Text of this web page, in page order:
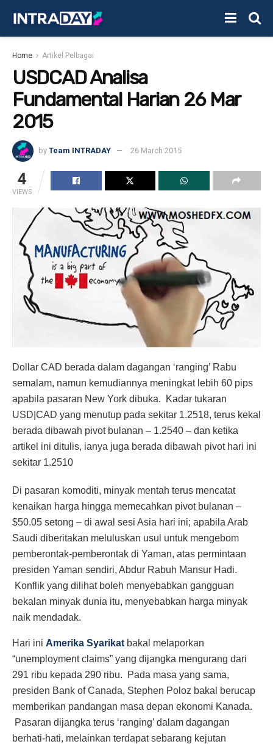
Home Artikel Pelbagai
USDCAD Analisa
Fundamental Harian 26 Mar
2015
by Team INTRADAY 26 March 2015
4
VIEWS
Dollar CAD berada dalam dagangan ‘ranging’ Rabu
semalam, namun kemudiannya meningkat lebih 60 pips
apabila pasaran New York dibuka. Kadar tukaran
USD|CAD yang menutup pada sekitar 1.2518, terus kekal
berada dibawah pivot bulanan – 1.2540 – dan ketika
artikel ini ditulis, ianya juga berada dibawah pivot hari ini
sekitar 1.2510
Di pasaran komoditi, minyak mentah terus mencatat
kenaikan harga hingga memecahkan pivot bulanan –
$50.05 setong – di awal sesi Asia hari ini; apabila Arab
Saudi diberitakan meluluskan usul untuk mengebom
pemberontak-pemberontak di Yaman, atas permintaan
presiden Yaman sendiri, Abdur Rabuh Mansur Hadi.
Konflik yang dilihat boleh menyebabkan gangguan
bekalan minyak dunia itu, menyebabkan harga minyak
naik mendadak.
Hari ini Amerika Syarikat bakal melaporkan
“unemployment claims” yang dijangka mengurang dari
291 ribu kepada 290 ribu. Pada masa yang sama,
presiden Bank of Canada, Stephen Poloz bakal berucap
memberikan pandangan masa depan ekonomi Kanada.
Pasaran dijangka terus ‘ranging’ dalam dagangan
berhati-hati, melainkan terdapat sebarang kejutan